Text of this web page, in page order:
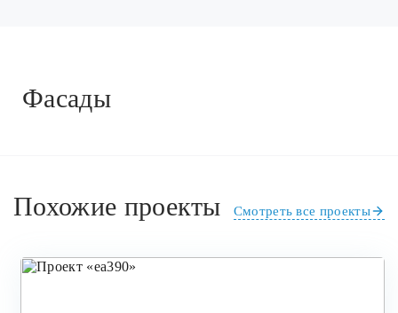
Фасады
Похожие проекты Смотреть все проекты